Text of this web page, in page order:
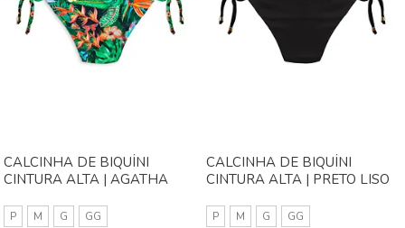
CALCINHA DE BIQUÍNI
CINTURA ALTA | AGATHA
P M G GG
CALCINHA DE BIQUÍNI
CINTURA ALTA | PRETO LISO
P M G GG